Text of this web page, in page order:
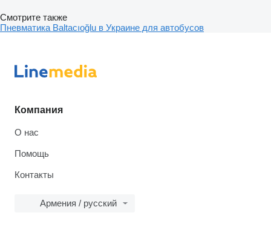
Смотрите также
Пневматика Baltacıoğlu в Украине для автобусов
Компания
О нас
Помощь
Контакты
Армения / русский